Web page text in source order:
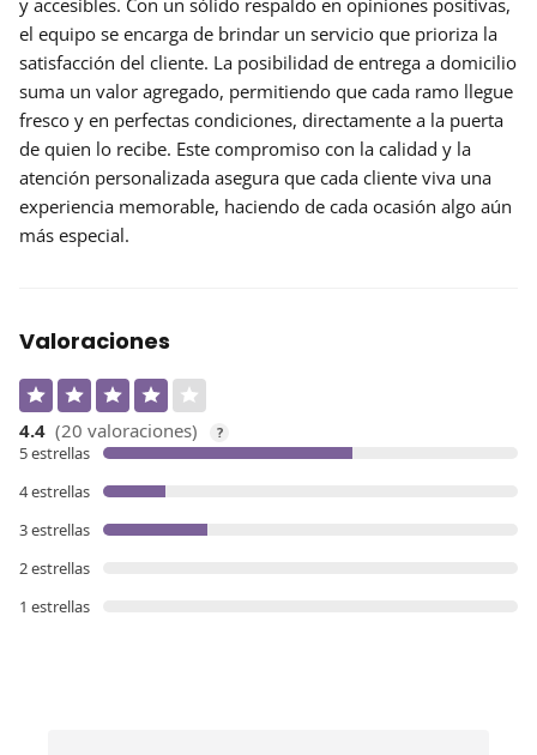
el equipo se encarga de brindar un servicio que prioriza la
satisfacción del cliente. La posibilidad de entrega a domicilio
suma un valor agregado, permitiendo que cada ramo llegue
fresco y en perfectas condiciones, directamente a la puerta
de quien lo recibe. Este compromiso con la calidad y la
atención personalizada asegura que cada cliente viva una
experiencia memorable, haciendo de cada ocasión algo aún
más especial.
Valoraciones
4.4 (20 valoraciones) ?
5 estrellas
4 estrellas
3 estrellas
2 estrellas
1 estrellas